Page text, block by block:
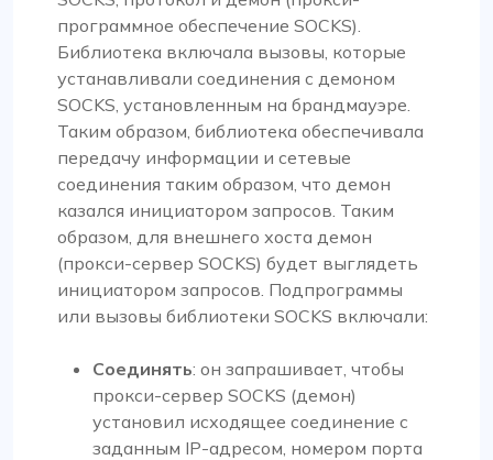
программное обеспечение SOCKS).
Библиотека включала вызовы, которые
устанавливали соединения с демоном
SOCKS, установленным на брандмауэре.
Таким образом, библиотека обеспечивала
передачу информации и сетевые
соединения таким образом, что демон
казался инициатором запросов. Таким
образом, для внешнего хоста демон
(прокси-сервер SOCKS) будет выглядеть
инициатором запросов. Подпрограммы
или вызовы библиотеки SOCKS включали:
Соединять: он запрашивает, чтобы
прокси-сервер SOCKS (демон)
установил исходящее соединение с
заданным IP-адресом, номером порта